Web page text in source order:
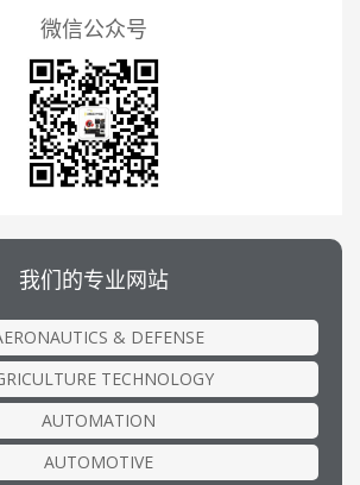
微信公众号
我们的专业网站
& DEFENSE
TECHNOLOGY
AUTOMATION
AUTOMOTIVE